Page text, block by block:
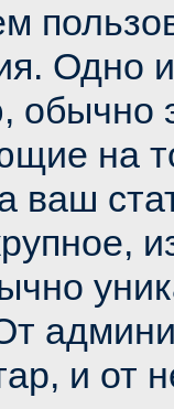
Одно
на
ваш
и от